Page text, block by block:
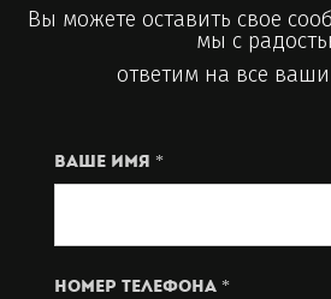
Вы можете оставить свое
мы с
ответим на все
Ваше имя *
Номер телефона *